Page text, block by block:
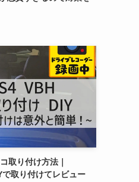
取り付け方法｜
取り付けてレビュー